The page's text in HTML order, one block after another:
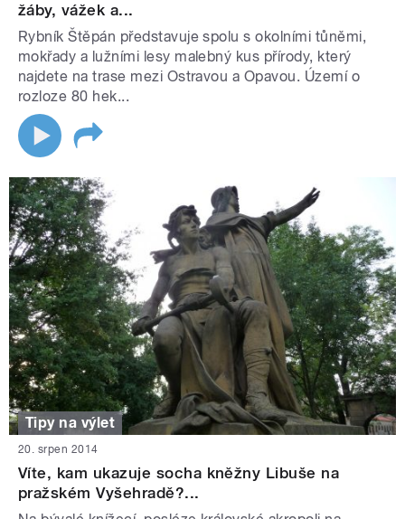
žáby, vážek a...
Rybník Štěpán představuje spolu s okolními tůněmi,
mokřady a lužními lesy malebný kus přírody, který
najdete na trase mezi Ostravou a Opavou. Území o
rozloze 80 hek...
Tipy na výlet
20. srpen 2014
Víte, kam ukazuje socha kněžny Libuše na
pražském Vyšehradě?...